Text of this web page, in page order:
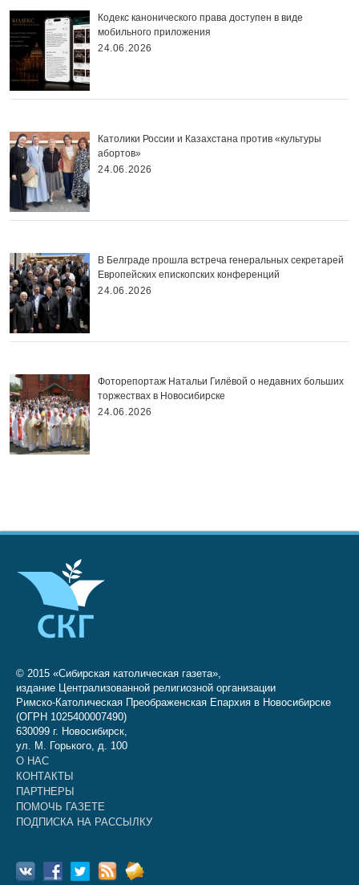
Кодекс канонического права доступен в виде
мобильного приложения
24.06.2026
Католики России и Казахстана против «культуры
абортов»
24.06.2026
В Белграде прошла встреча генеральных секретарей
Европейских епископских конференций
24.06.2026
Фоторепортаж Натальи Гилёвой о недавних больших
торжествах в Новосибирске
24.06.2026
© 2015 «Сибирская католическая газета»,
издание Централизованной религиозной организации
Римско-Католическая Преображенская Епархия в Новосибирске
(ОГРН 1025400007490)
630099 г. Новосибирск,
ул. М. Горького, д. 100
О НАС
КОНТАКТЫ
ПАРТНЕРЫ
ПОМОЧЬ ГАЗЕТЕ
ПОДПИСКА НА РАССЫЛКУ